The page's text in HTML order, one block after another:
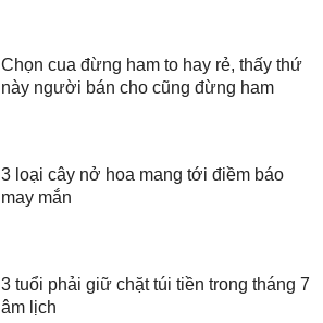
Chọn cua đừng ham to hay rẻ, thấy thứ
này người bán cho cũng đừng ham
3 loại cây nở hoa mang tới điềm báo
may mắn
3 tuổi phải giữ chặt túi tiền trong tháng 7
âm lịch